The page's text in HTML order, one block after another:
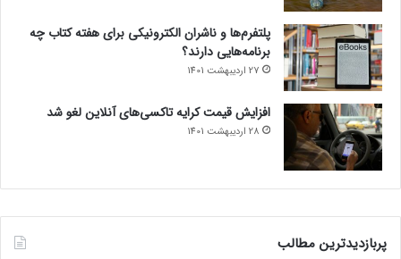
پلتفرم‌ها و ناشران الکترونیکی برای هفته کتاب چه
برنامه‌هایی دارند؟
27 اردیبهشت 1401
افزایش قیمت کرایه تاکسی‌های آنلاین لغو شد
28 اردیبهشت 1401
پربازدیدترین مطالب